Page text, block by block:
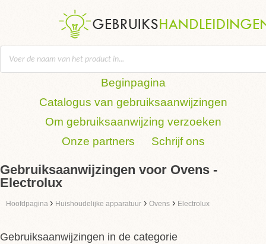
Beginpagina
Catalogus van gebruiksaanwijzingen
Om gebruiksaanwijzing verzoeken
Onze partners
Schrijf ons
Gebruiksaanwijzingen voor Ovens -
Electrolux
Hoofdpagina › Huishoudelijke apparatuur › Ovens › Electrolux
Gebruiksaanwijzingen in de categorie